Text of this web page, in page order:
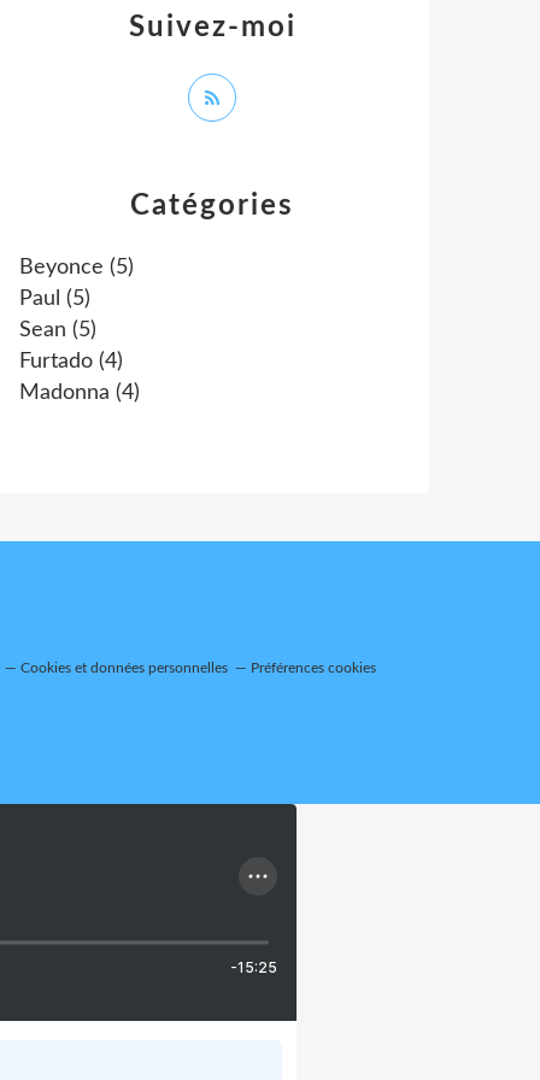
Catégories
Beyonce (5)
Paul (5)
Sean (5)
Furtado (4)
Madonna (4)
Suivez-moi
Cookies et données personnelles Préférences cookies
-15:25